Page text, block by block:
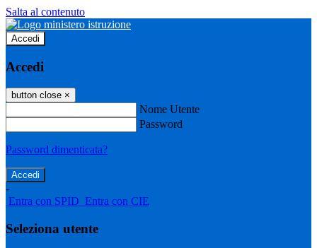
Salta al contenuto
Accedi
Accedi
button close ×
Nome Utente
Password
Password dimenticata?
-
Entra con SPID Entra con CIE
Seleziona utente